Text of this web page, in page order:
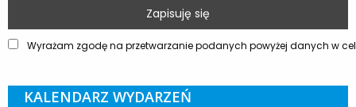
Wyrażam zgodę na przetwarzanie podanych powyżej danych w
KALENDARZ WYDARZEŃ